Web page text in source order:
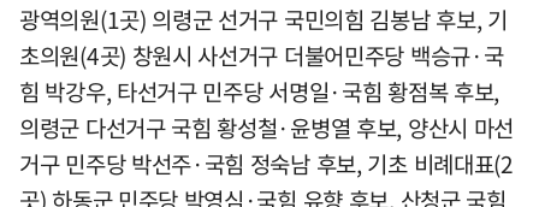
광역의원(1곳) 의령군 선거구 국민의힘 김봉남 후보, 기
초의원(4곳) 창원시 사선거구 더불어민주당 백승규·국
힘 박강우, 타선거구 민주당 서명일·국힘 황점복 후보,
의령군 다선거구 국힘 황성철·윤병열 후보, 양산시 마선
거구 민주당 박선주·국힘 정숙남 후보, 기초 비례대표(2
곳) 하동군 민주당 박영심·국힘 유향 후보, 산청군 국힘